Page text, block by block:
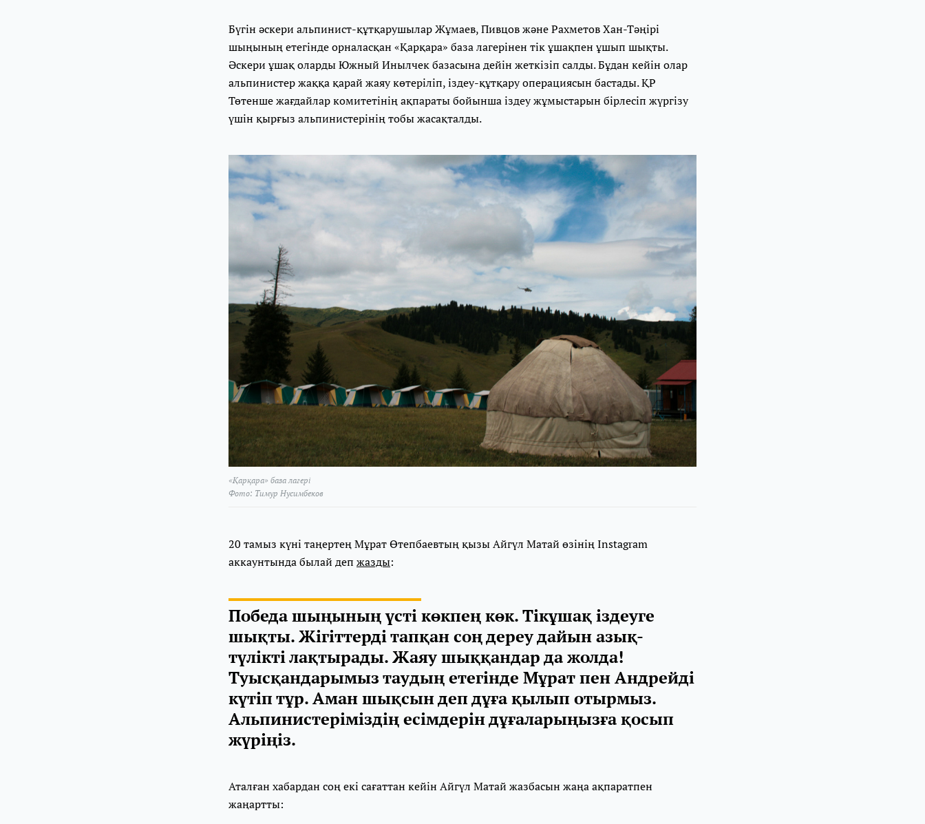
Бүгін әскери альпинист-құтқарушылар Жұмаев, Пивцов және Рахметов Хан-Тәңірі
шыңының етегінде орналасқан «Қарқара» база лагерінен тік ұшақпен ұшып шықты.
Әскери ұшақ оларды Южный Инылчек базасына дейін жеткізіп салды. Бұдан кейін олар
альпинистер жаққа қарай жаяу көтеріліп, іздеу-құтқару операциясын бастады. ҚР
Төтенше жағдайлар комитетінің ақпараты бойынша іздеу жұмыстарын бірлесіп жүргізу
үшін қырғыз альпинистерінің тобы жасақталды.
«Қарқара» база лагері
Фото: Тимур Нусимбеков
20 тамыз күні таңертең Мұрат Өтепбаевтың қызы Айгүл Матай өзінің Instagram
аккаунтында былай деп жазды:
Победа шыңының үсті көкпең көк. Тікұшақ іздеуге
шықты. Жігіттерді тапқан соң дереу дайын азық-
түлікті лақтырады. Жаяу шыққандар да жолда!
Туысқандарымыз таудың етегінде Мұрат пен Андрейді
күтіп тұр. Аман шықсын деп дұға қылып отырмыз.
Альпинистеріміздің есімдерін дұғаларыңызға қосып
жүріңіз.
Аталған хабардан соң екі сағаттан кейін Айгүл Матай жазбасын жаңа ақпаратпен
жаңартты: